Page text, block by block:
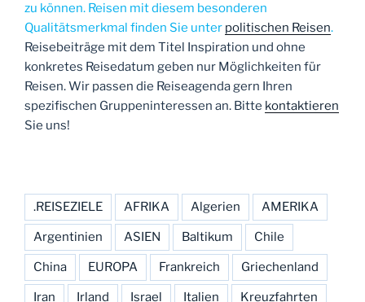
zu können. Reisen mit diesem besonderen
Qualitätsmerkmal finden Sie unter politischen Reisen.
Reisebeiträge mit dem Titel Inspiration und ohne
konkretes Reisedatum geben nur Möglichkeiten für
Reisen. Wir passen die Reiseagenda gern Ihren
spezifischen Gruppeninteressen an. Bitte kontaktieren
Sie uns!
.REISEZIELE AFRIKA Algerien AMERIKA
Argentinien ASIEN Baltikum Chile
China EUROPA Frankreich Griechenland
Iran Irland Israel Italien Kreuzfahrten